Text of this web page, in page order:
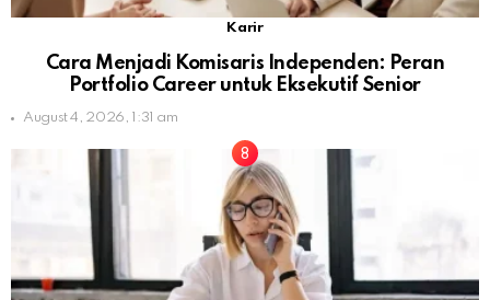
Karir
Cara Menjadi Komisaris Independen: Peran
Portfolio Career untuk Eksekutif Senior
August 4, 2026, 1:31 am